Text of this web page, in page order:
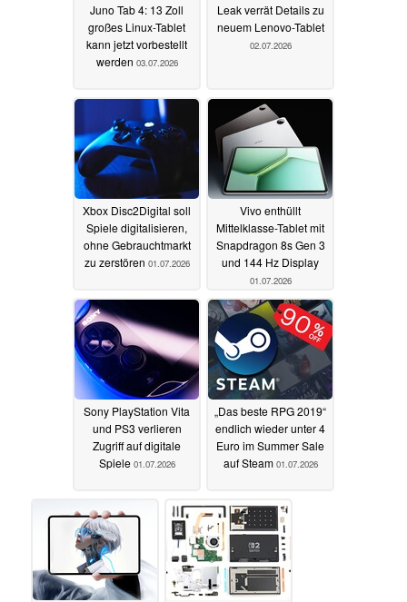
Juno Tab 4: 13 Zoll
großes Linux-Tablet
kann jetzt vorbestellt
werden 03.07.2026
Leak verrät Details zu
neuem Lenovo-Tablet
02.07.2026
Xbox Disc2Digital soll
Spiele digitalisieren,
ohne Gebrauchtmarkt
zu zerstören 01.07.2026
Vivo enthüllt
Mittelklasse-Tablet mit
Snapdragon 8s Gen 3
und 144 Hz Display
01.07.2026
Sony PlayStation Vita
und PS3 verlieren
Zugriff auf digitale
Spiele 01.07.2026
„Das beste RPG 2019“
endlich wieder unter 4
Euro im Summer Sale
auf Steam 01.07.2026